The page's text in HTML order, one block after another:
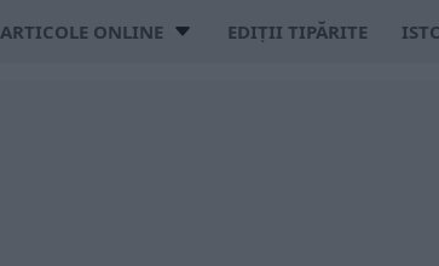
ARTICOLE ONLINE EDIȚII TIPĂRITE